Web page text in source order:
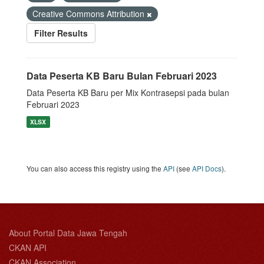
Creative Commons Attribution
Filter Results
Data Peserta KB Baru Bulan Februari 2023
Data Peserta KB Baru per Mix Kontrasepsi pada bulan
Februari 2023
XLSX
You can also access this registry using the API (see API Docs).
About Portal Data Jawa Tengah
CKAN API